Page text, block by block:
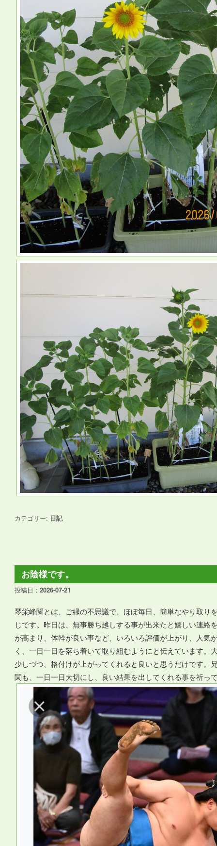
カテゴリー: 日記
お陰様です。
投稿日： 2026-07-21
琴栄峰関とは、ご縁の不思議で、ほぼ毎日、簡単なやり取り
じです。昨日は、無事勝ち越しする事が出来たと嬉しい連絡
が高まり、体幹が良い事など、いろいろ評価が上がり、人気
く、一日一日を落ち着いて取り組むようにと伝えています。
少しづつ、格付けが上がってくれると良いと思うだけです。
関も、一日一日大切にし、良い結果を出してくれる事を祈っ